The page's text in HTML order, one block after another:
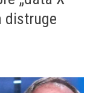
distruge